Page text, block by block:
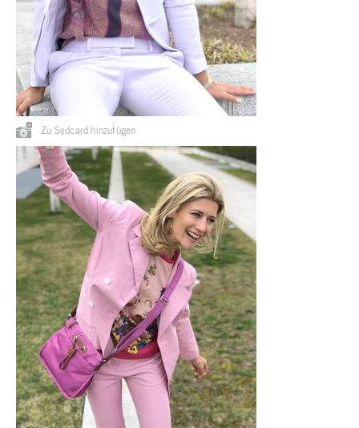
Zu Sedcard hinzufügen